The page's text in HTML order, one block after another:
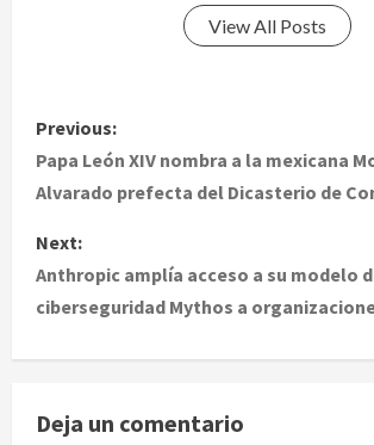
View All Posts
P
o
t
n
a
v
Previous:
Papa León XIV nombra a la mexicana
Alvarado prefecta del Dicasterio de
Next:
Anthropic amplía acceso a su modelo
ciberseguridad Mythos a
Deja un comentario